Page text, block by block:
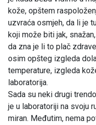
kože, opštem
uzvraća osmjeh, da li je
koji može biti jak,
da zna je li to plač
osim opšteg izgleda
temperature, izgleda
laboratorija.
Sada su neki drugi
je u laboratoriji na svoju
miran. Međutim, nema